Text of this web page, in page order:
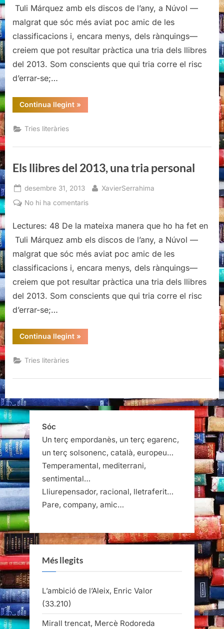
del
una
tria
personal
Tuli Márquez amb els discos de l’any, a Núvol —
malgrat que sóc més aviat poc amic de les
classificacions i, encara menys, dels rànquings—
creiem que pot resultar pràctica una tria dels llibres
del 2013. Som conscients que qui tria corre el risc
d’errar-se;…
Continua llegint“Els
llibres
personal”
»
Tries literàries
Els llibres del 2013, una tria personal
Posted
on
desembre 31, 2013 By
XavierSerrahima
No hi ha comentarisa
llibres
del
una
tria
personal
Lectures: 48 De la mateixa manera que ho ha fet en
Tuli Márquez amb els discos de l’any, a Núvol —
malgrat que sóc més aviat poc amic de les
classificacions i, encara menys, dels rànquings—
creiem que pot resultar pràctica una tria dels llibres
del 2013. Som conscients que qui tria corre el risc
d’errar-se;…
Continua llegint“Els
llibres
personal”
»
Tries literàries
Sóc
Un terç empordanès, un terç egarenc,
un terç solsonenc, català, europeu…
Temperamental, mediterrani,
sentimental…
Lliurepensador, racional, lletraferit…
Pare, company, amic…
Més llegits
L’ambició de l’Aleix, Enric Valor
(33.210)
Mirall trencat, Mercè Rodoreda